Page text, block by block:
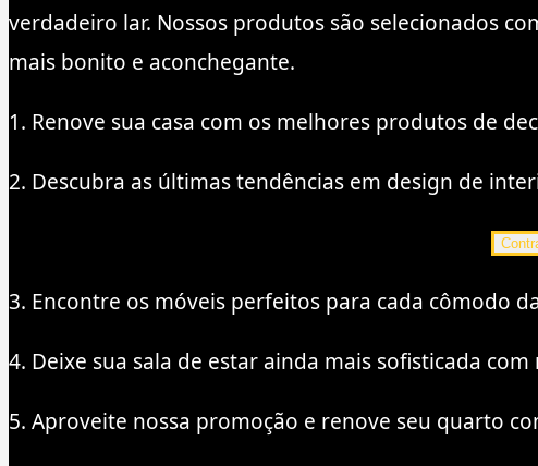
verdadeiro lar. Nossos produtos são selecionados
mais bonito e aconchegante.
1. Renove sua casa com os melhores produtos de
2. Descubra as últimas tendências em design de
3. Encontre os móveis perfeitos para cada cômodo
4. Deixe sua sala de estar ainda mais sofisticada
5. Aproveite nossa promoção e renove seu quarto